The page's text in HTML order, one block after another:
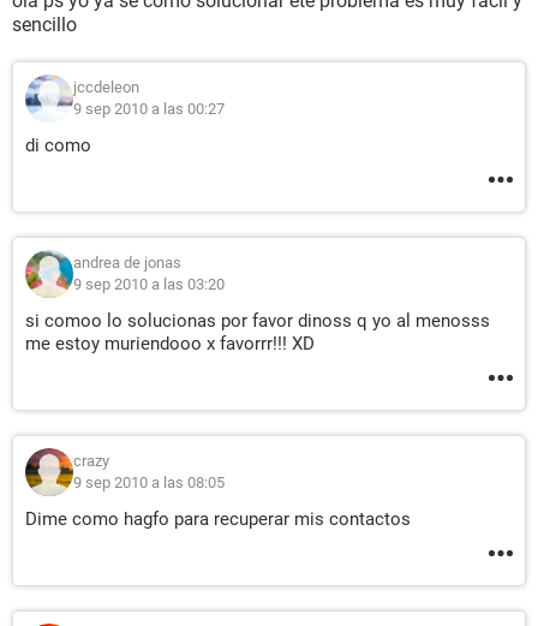
sencillo
jccdeleon
9 sep 2010 a las 00:27
di como
andrea de jonas
9 sep 2010 a las 03:20
si comoo lo solucionas por favor dinoss q yo al menosss
me estoy muriendooo x favorrr!!! XD
crazy
9 sep 2010 a las 08:05
Dime como hagfo para recuperar mis contactos